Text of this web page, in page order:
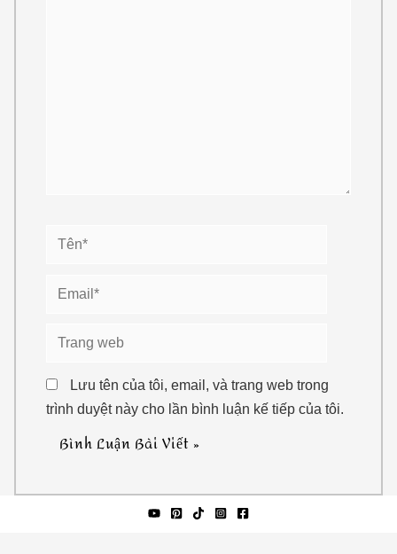
Tên*
Email*
Trang
Lưu tên của tôi, email, và trang web trong
trình duyệt này cho lần bình luận kế tiếp của tôi.